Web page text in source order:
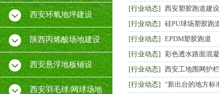
[行业动态] 西安塑胶跑道建
[行业动态] 硅PU球场塑胶跑
[行业动态] EPDM塑胶跑道
[行业动态] 彩色透水路面混
[行业动态] 西安工地围网护
[行业动态] “新出台的地方标
西安环氧地坪建设
陕西丙烯酸场地建设
西安悬浮地板铺设
西安羽毛球/网球场地